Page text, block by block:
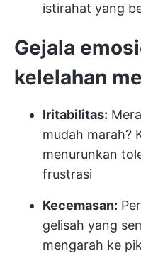
istirahat yang
Gejala
kelelahan
Iritabilitas:
mudah marah?
menurunkan
frustrasi
Kecemasan:
gelisah yang
mengarah ke